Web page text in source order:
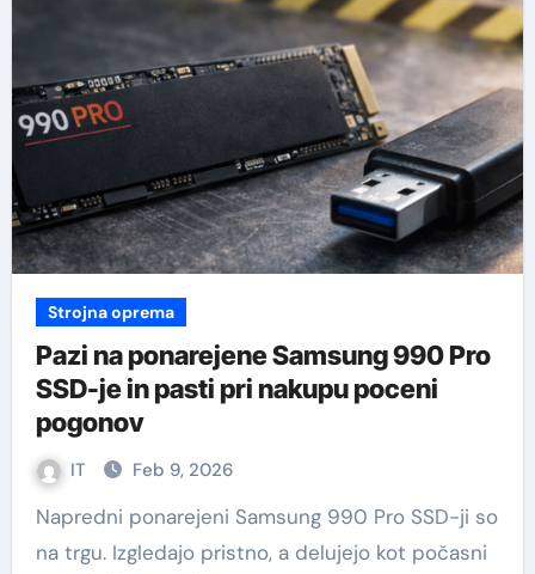
Strojna oprema
Pazi na ponarejene Samsung 990 Pro
SSD-je in pasti pri nakupu poceni
pogonov
IT Feb 9, 2026
Napredni ponarejeni Samsung 990 Pro SSD-ji so
na trgu. Izgledajo pristno, a delujejo kot počasni